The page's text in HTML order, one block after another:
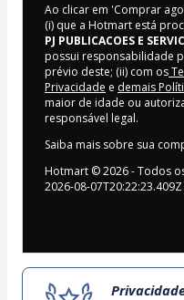
Ao clicar em 'Comprar
(i) que a Hotmart está
PJ PUBLICACOES E
possui responsabilidade
prévio deste; (ii) com os
Privacidade e demais
maior de idade ou
responsável legal.
Saiba mais sobre sua
Hotmart ©2026- Todos
2026-08-07T20:22:23.409Z